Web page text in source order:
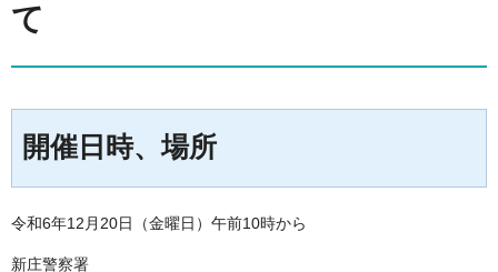
て
開催日時、場所
令和6年12月20日（金曜日）午前10時から
新庄警察署